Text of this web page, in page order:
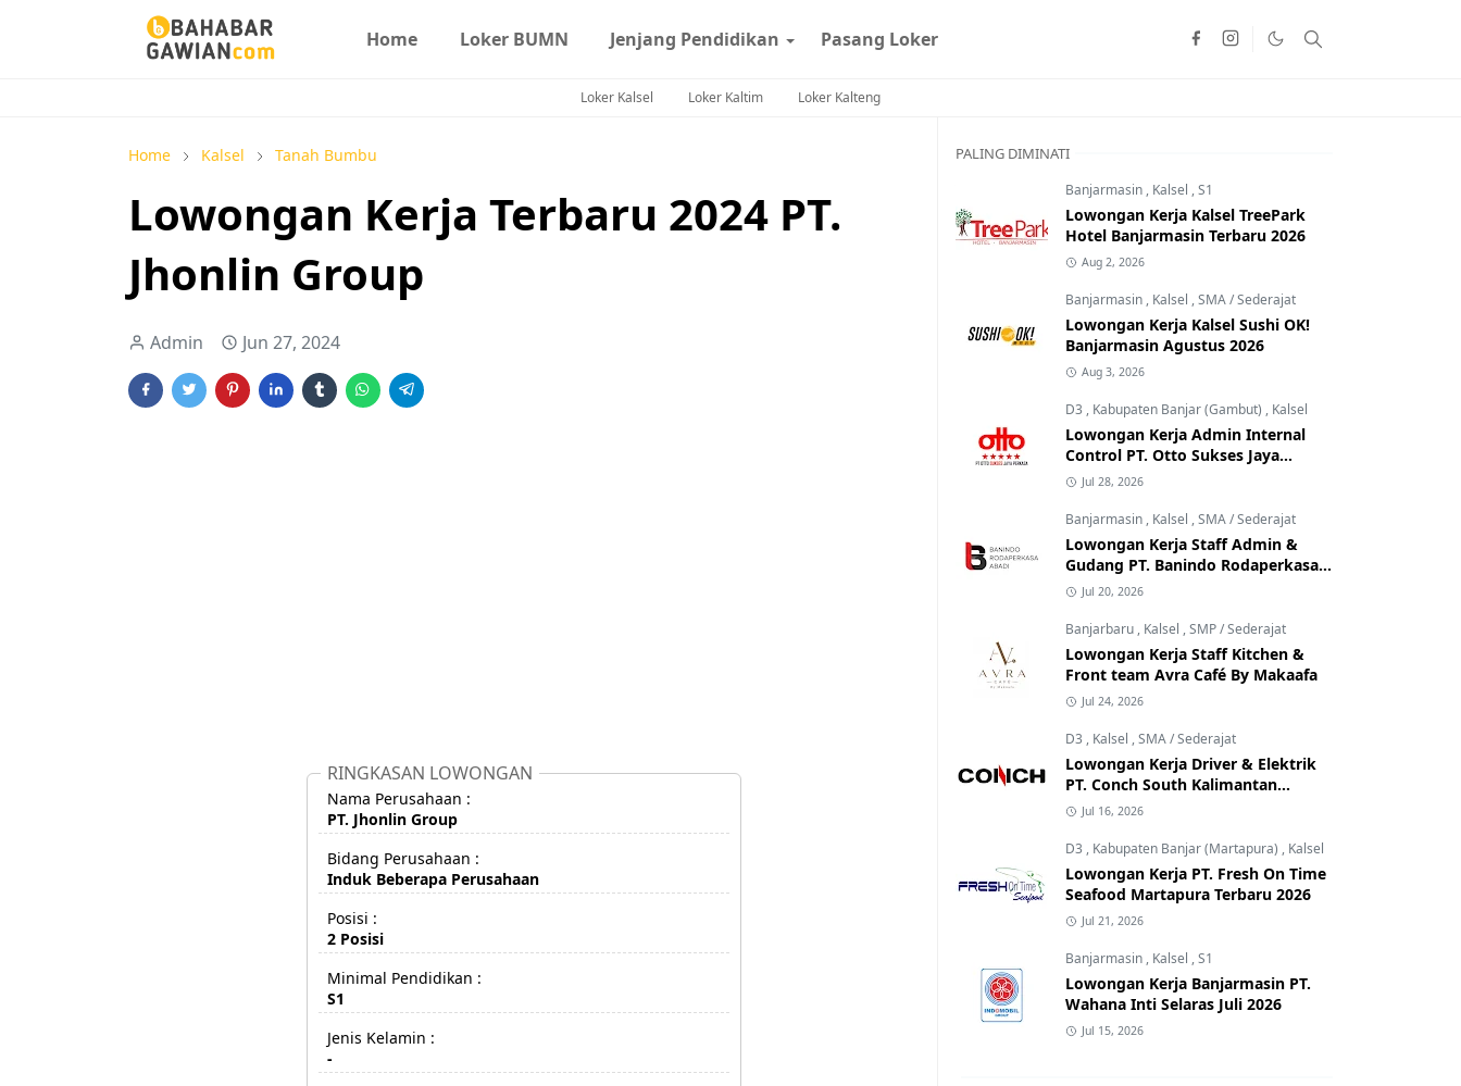
Home Loker BUMN Jenjang Pendidikan Pasang Loker
Loker Kalsel Loker Kaltim Loker Kalteng
Home Kalsel Tanah Bumbu
Lowongan Kerja Terbaru 2024 PT.
Jhonlin Group
Admin Jun 27, 2024
RINGKASAN LOWONGAN
Nama Perusahaan :
PT. Jhonlin Group
Bidang Perusahaan :
Induk Beberapa Perusahaan
Posisi :
2 Posisi
Minimal Pendidikan :
S1
Jenis Kelamin :
-
PALING DIMINATI
Banjarmasin , Kalsel ,S1
Lowongan Kerja Kalsel TreePark
Hotel Banjarmasin Terbaru 2026
Aug 2, 2026
Banjarmasin , Kalsel ,SMA / Sederajat
Lowongan Kerja Kalsel Sushi OK!
Banjarmasin Agustus 2026
Aug 3, 2026
D3 , Kabupaten Banjar (Gambut) , Kalsel
Lowongan Kerja Admin Internal
Control PT. Otto Sukses Jaya
Perkasa
Jul 28, 2026
Banjarmasin , Kalsel ,SMA / Sederajat
Lowongan Kerja Staff Admin &
Gudang PT. Banindo Rodaperkasa
Abadi
Jul 20, 2026
Banjarbaru , Kalsel ,SMP / Sederajat
Lowongan Kerja Staff Kitchen &
Front team Avra Café By Makaafa
Jul 24, 2026
D3 , Kalsel ,SMA / Sederajat
Lowongan Kerja Driver & Elektrik
PT. Conch South Kalimantan
Cement
Jul 16, 2026
D3 , Kabupaten Banjar (Martapura) , Kalsel
Lowongan Kerja PT. Fresh On Time
Seafood Martapura Terbaru 2026
Jul 21, 2026
Banjarmasin , Kalsel ,S1
Lowongan Kerja Banjarmasin PT.
Wahana Inti Selaras Juli 2026
Jul 15, 2026